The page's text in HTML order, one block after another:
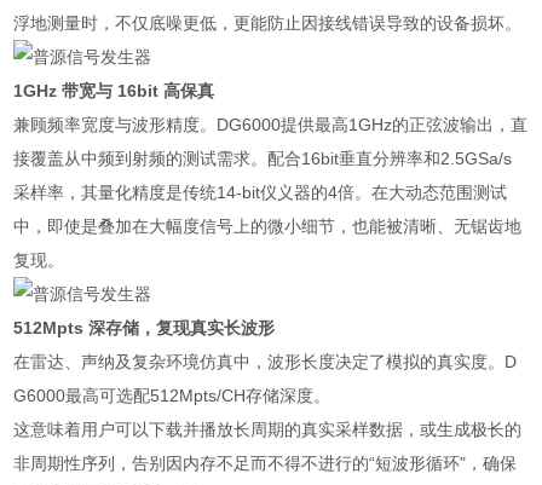
浮地测量时，不仅底噪更低，更能防止因接线错误导致的设备损坏。
1GHz 带宽与 16bit 高保真
兼顾频率宽度与波形精度。DG6000提供最高1GHz的正弦波输出，直
接覆盖从中频到射频的测试需求。配合16bit垂直分辨率和2.5GSa/s
采样率，其量化精度是传统14-bit仪义器的4倍。在大动态范围测试
中，即使是叠加在大幅度信号上的微小细节，也能被清晰、无锯齿地
复现。
512Mpts 深存储，复现真实长波形
在雷达、声纳及复杂环境仿真中，波形长度决定了模拟的真实度。D
G6000最高可选配512Mpts/CH存储深度。
这意味着用户可以下载并播放长周期的真实采样数据，或生成极长的
非周期性序列，告别因内存不足而不得不进行的“短波形循环"，确保